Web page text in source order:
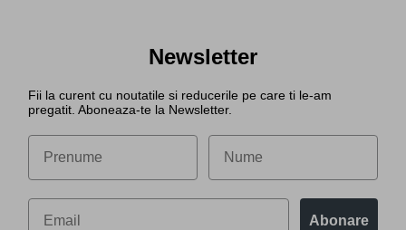
Newsletter
Fii la curent cu noutatile si reducerile pe care ti le-am
pregatit. Aboneaza-te la Newsletter.
Abonare